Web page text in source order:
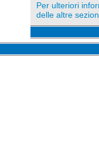
Per ulteriori
delle altre